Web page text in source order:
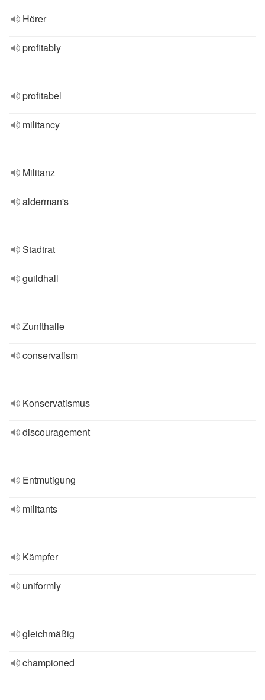
Hörer
profitably
profitabel
militancy
Militanz
alderman's
Stadtrat
guildhall
Zunfthalle
conservatism
Konservatismus
discouragement
Entmutigung
militants
Kämpfer
uniformly
gleichmäßig
championed